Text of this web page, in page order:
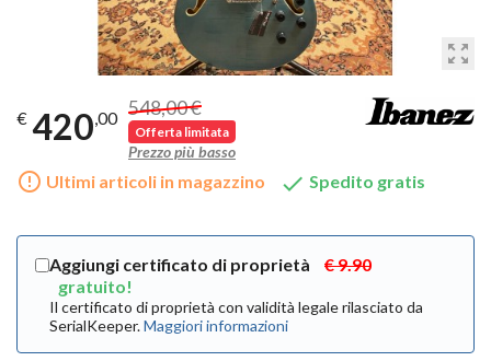
zoom_out_map
€ 420 ,00 548,00 €
Offerta limitata
Prezzo più basso
error_outline Ultimi articoli in magazzino  Spedito gratis
Aggiungi certificato di proprietà
€ 9.90
gratuito!
Il certificato di proprietà con validità legale rilasciato da
SerialKeeper.Maggiori informazioni